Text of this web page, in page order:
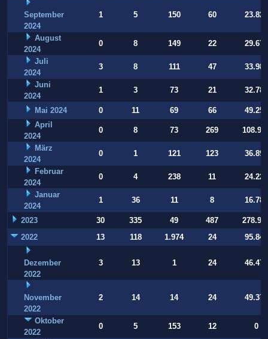
September
2024
1 5 150 60 23.821
August
2024
0 8 149 22
29.677
Juli
2024
3 8 111 47
33.988
Juni
2024
1 3 73 21 32.784
Mai 2024 0 11 69 66
49.253
April
2024
0 8 73 269
März
2024
0 1 121 123
36.896
Februar
2024
0 4 238 11
24.220
Januar
2024
1 36 11 8 16.786
2023 30 335 49 487
2022
13 118 1.974 24 95.847
Dezember
2022
3 13 1 24 46.470
November
2022
2 14 14 24 49.377
Oktober
2022
0 5 153 12
0